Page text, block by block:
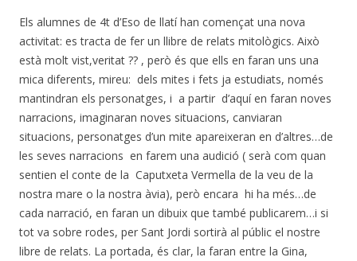
Els alumnes de 4t d’Eso de llatí han començat una nova
activitat: es tracta de fer un llibre de relats mitològics. Això
està molt vist,veritat ?? , però és que ells en faran uns una
mica diferents, mireu: dels mites i fets ja estudiats, només
mantindran els personatges, i a partir d’aquí en faran noves
narracions, imaginaran noves situacions, canviaran
situacions, personatges d’un mite apareixeran en d’altres…de
les seves narracions en farem una audició ( serà com quan
sentien el conte de la Caputxeta Vermella de la veu de la
nostra mare o la nostra àvia), però encara hi ha més…de
cada narració, en faran un dibuix que també publicarem…i si
tot va sobre rodes, per Sant Jordi sortirà al públic el nostre
libre de relats. La portada, és clar, la faran entre la Gina,